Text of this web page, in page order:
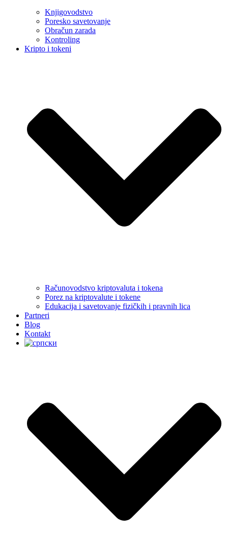
Knjigovodstvo
Poresko savetovanje
Obračun zarada
Kontroling
Kripto i tokeni
Računovodstvo kriptovaluta i tokena
Porez na kriptovalute i tokene
Edukacija i savetovanje fizičkih i pravnih lica
Partneri
Blog
Kontakt